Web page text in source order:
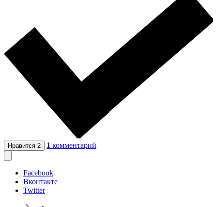
Нравится 2 1 комментарий
Facebook
Вконтакте
Twitter